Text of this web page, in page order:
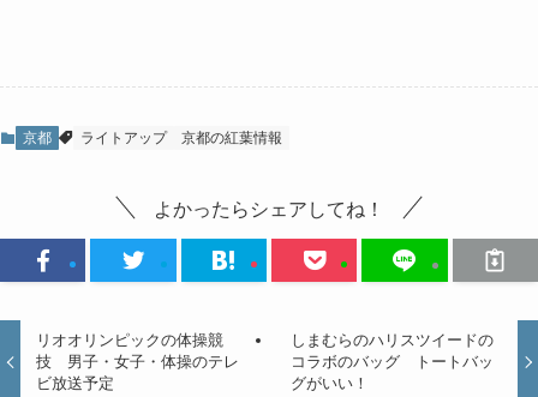
京都 ライトアップ 京都の紅葉情報
よかったらシェアしてね！
リオオリンピックの体操競
技 男子・女子・体操のテレ
ビ放送予定
しまむらのハリスツイードの
コラボのバッグ トートバッ
グがいい！